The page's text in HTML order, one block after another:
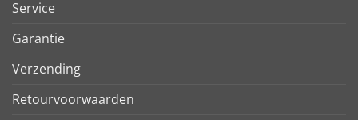
Service
Garantie
Verzending
Retourvoorwaarden